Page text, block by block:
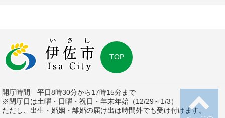
TOP
開庁時間 平日8時30分から17時15分まで
※閉庁日は土曜・日曜・祝日・年末年始（12/29～1/3）
ただし、出生・婚姻・離婚の届け出は時間外でも受け付けます。